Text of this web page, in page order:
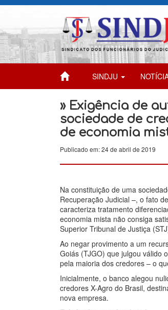
SINDJU
» Exigência de
sociedade de
de economia
Publicado em: 24 de abril de 2019
Na constituição de uma
Recuperação Judicial –, o fato
caracteriza tratamento
economia mista não consiga
Superior Tribunal de Justiça
Ao negar provimento a um
Goiás (TJGO) que julgou válido
pela maioria dos credores – o
Inicialmente, o banco alegou
credores X-Agro do Brasil,
nova empresa.